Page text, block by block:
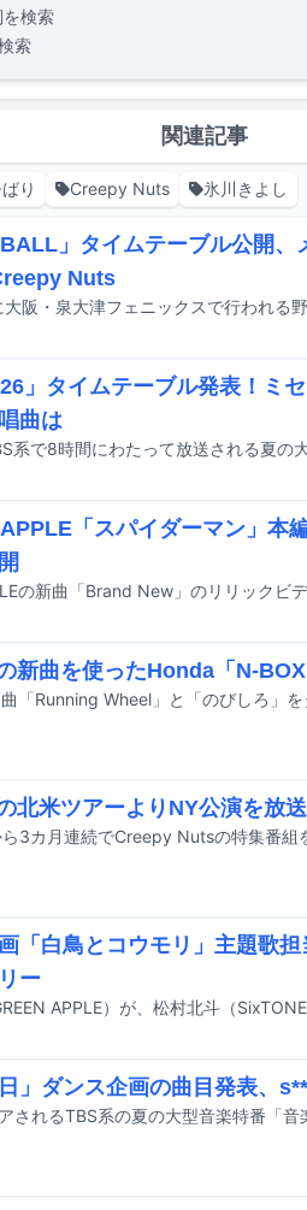
検索
索
関連記事
り Creepy Nuts 氷川きよし
」タイムテーブル公開
Nuts
」タイムテーブル発表！ミ
曲は
「スパイダーマン」本
の新曲「Brand New」のリリックビ
新曲を使ったHonda「N-
北米ツアーよりNY公演を放
3カ月連続でCreepy Nutsの特集番組
「白鳥とコウモリ」主題歌
ー
」ダンス企画の曲目発表、